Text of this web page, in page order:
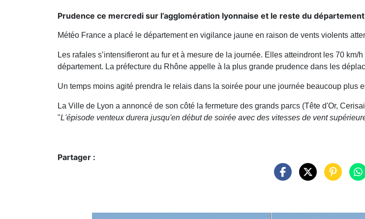
Prudence ce mercredi sur l’agglomération lyonnaise et le reste du
Météo France a placé le département en vigilance jaune en raison de vents violents
Les rafales s’intensifieront au fur et à mesure de la journée. Elles atteindront les 70
département. La préfecture du Rhône appelle à la plus grande prudence dans les
Un temps moins agité prendra le relais dans la soirée pour une journée beaucoup plus
La Ville de Lyon a annoncé de son côté la fermeture des grands parcs (Tête d'Or,
"L'épisode venteux durera jusqu'en début de soirée avec des vitesses de vent
Partager :